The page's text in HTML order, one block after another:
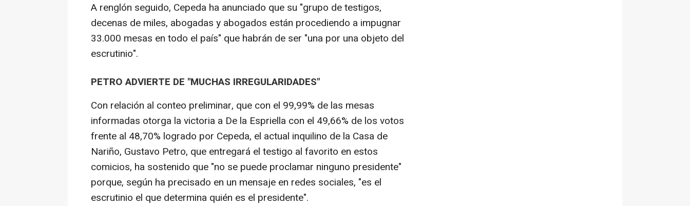
A renglón seguido, Cepeda ha anunciado que su "grupo de testigos,
decenas de miles, abogadas y abogados están procediendo a impugnar
33.000 mesas en todo el país" que habrán de ser "una por una objeto del
escrutinio".
PETRO ADVIERTE DE "MUCHAS IRREGULARIDADES"
Con relación al conteo preliminar, que con el 99,99% de las mesas
informadas otorga la victoria a De la Espriella con el 49,66% de los votos
frente al 48,70% logrado por Cepeda, el actual inquilino de la Casa de
Nariño, Gustavo Petro, que entregará el testigo al favorito en estos
comicios, ha sostenido que "no se puede proclamar ninguno presidente"
porque, según ha precisado en un mensaje en redes sociales, "es el
escrutinio el que determina quién es el presidente".